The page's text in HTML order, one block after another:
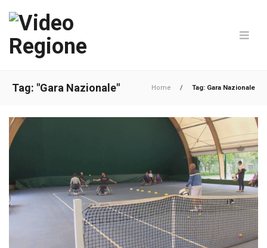
Tag: "Gara Nazionale" Home / Tag: Gara Nazionale